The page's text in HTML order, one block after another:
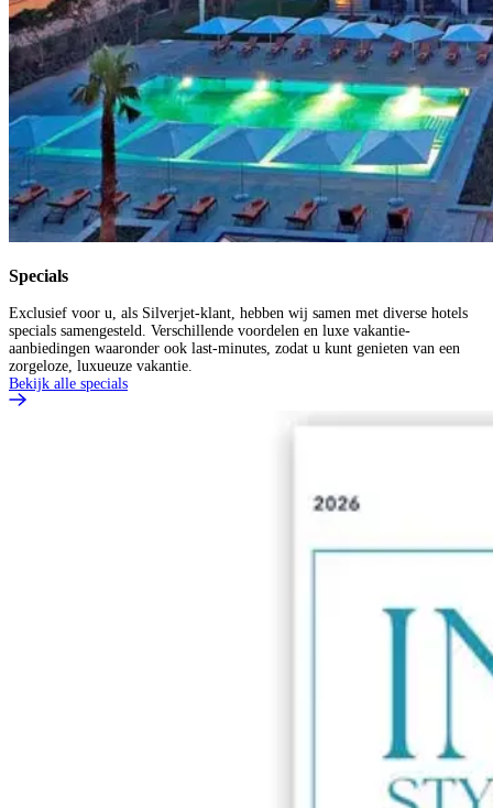
Specials
Exclusief voor u, als Silverjet-klant, hebben wij samen met diverse hotels
specials samengesteld. Verschillende voordelen en luxe vakantie-
aanbiedingen waaronder ook last-minutes, zodat u kunt genieten van een
zorgeloze, luxueuze vakantie.
Bekijk alle specials